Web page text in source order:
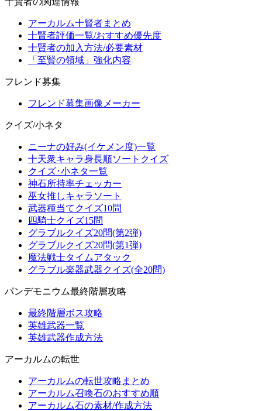
アーカルム十賢者まとめ
十賢者評価一覧/おすすめ優先度
十賢者の加入方法/必要素材
「至賢の領域」強化内容
フレンド募集
フレンド募集画像メーカー
クイズ/小ネタ
ニーナの好み(イケメン度)一覧
十天衆キャラ身長順ソートクイズ
クイズ･小ネタ一覧
神石所持率チェッカー
巫女推しキャラソート
武器種当てクイズ10問
四騎士クイズ15問
グラブルクイズ20問(第2弾)
グラブルクイズ20問(第1弾)
魔法戦士タイムアタック
グラブル楽器武器クイズ(全20問)
パンデモニウム最終階層攻略
最終階層ボス攻略
英雄武器一覧
英雄武器作成方法
アーカルムの転世
アーカルムの転世攻略まとめ
アーカルム召喚石のおすすめ順
アーカルム石の素材/作成方法